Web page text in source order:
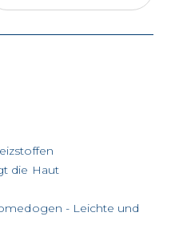
die Haut
- Leichte und